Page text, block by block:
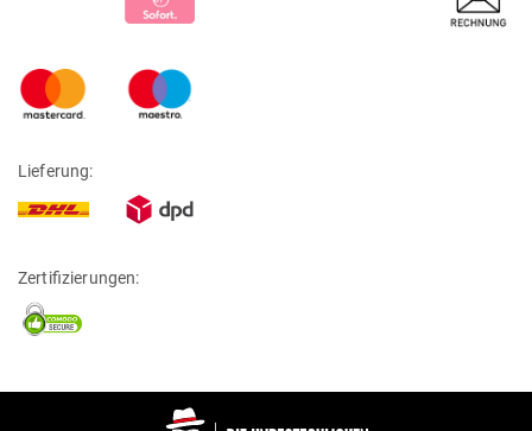
Lieferung:
Zertifizierungen: